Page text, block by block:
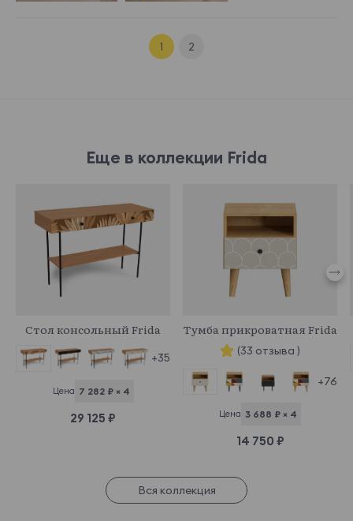
1 2
Еще в коллекции Frida
Стол консольный Frida
+35
Цена 7 282 ₽ × 4
29 125 ₽
Тумба прикроватная Frida
(33 отзыва )
+76
Цена 3 688 ₽ × 4
14 750 ₽
Вся коллекция